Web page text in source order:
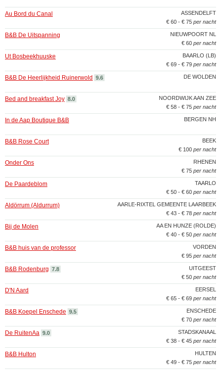
ASSENDELFT
Au Bord du Canal
€ 60 - € 75 per nacht
NIEUWPOORT NL
B&B De Uitspanning
€ 60 per nacht
BAARLO (LB)
Ut Bosbeekhuuske
€ 69 - € 79 per nacht
DE WOLDEN
B&B De Heerlijkheid Ruinerwold 9.6
NOORDWIJK AAN ZEE
Bed and breakfast Joy 8.0
€ 58 - € 75 per nacht
BERGEN NH
In de Aap Boutique B&B
BEEK
B&B Rose Court
€ 100 per nacht
RHENEN
Onder Ons
€ 75 per nacht
TAARLO
De Paardeblom
€ 50 - € 60 per nacht
AARLE-RIXTEL GEMEENTE LAARBEEK
Aldörrum (Aldurrum)
€ 43 - € 78 per nacht
AA EN HUNZE (ROLDE)
Bij de Molen
€ 40 - € 50 per nacht
VORDEN
B&B huis van de professor
€ 95 per nacht
UITGEEST
B&B Rodenburg 7.8
€ 50 per nacht
EERSEL
D'N Aard
€ 65 - € 69 per nacht
ENSCHEDE
B&B Koepel Enschede 9.5
€ 70 per nacht
STADSKANAAL
De RuitenAa 9.0
€ 38 - € 45 per nacht
HULTEN
B&B Hulton
€ 49 - € 75 per nacht